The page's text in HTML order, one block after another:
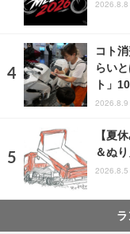
コト
らい
ト」
【夏
＆ぬ
2026.8.5